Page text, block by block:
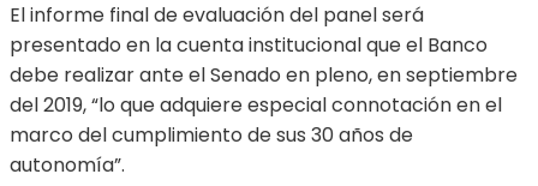
El informe final de evaluación del panel será
presentado en la cuenta institucional que el Banco
debe realizar ante el Senado en pleno, en septiembre
del 2019, “lo que adquiere especial connotación en el
marco del cumplimiento de sus 30 años de
autonomía”.